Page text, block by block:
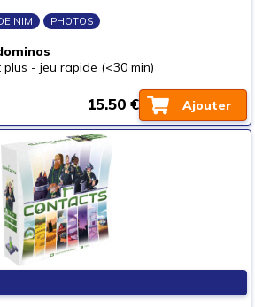
NIM PHOTOS
plus - jeu rapide (<30 min)
Ajouter
15.50 €